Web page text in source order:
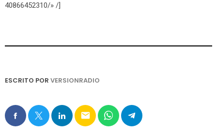
40866452310/» /]
ESCRITO POR VERSIONRADIO
email